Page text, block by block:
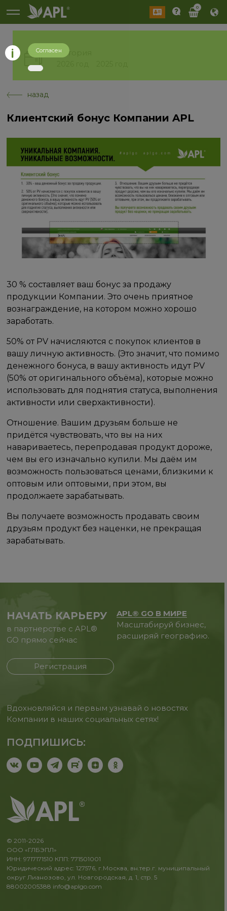
0
История
назад
Клиентский бонус Компании APL
30 % составляет ваш бонус за продажу
продукции Компании. Это очень приятное
вознаграждение, на котором можно хорошо
заработать.
50% от PV начисляются с покупок клиентов в
вашу личную активность. (Это значит, что помимо
денежного бонуса, в вашу активность идут PV
(50% от оригинального объёма), которые можно
использовать для поднятия статуса, выполнения
активности или сверхактивности).
Отношение. Вашим друзьям больше не
придётся чувствовать, что вы на них
навариваетесь, перепродавая продукт дороже,
чем вы его изначально купили. Мы даём им
возможность пользоваться ценами, близкими к
оптовым или оптовыми, при этом, вы
продолжаете зарабатывать.
Вы получаете возможность продавать своим
друзьям продукт без наценки, не прекращая
зарабатывать.
НАЧАТЬ КАРЬЕРУ
в партнерстве с APL®
GO прямо сейчас
Регистрация
APL® GO В МИРЕ
Масштабируй бизнес,
расширяй географию.
Вдохновляйся и первым узнавай о новостях
Компании в наших социальных сетях!
ПОДПИШИСЬ:
© 2011-2026
ООО «ГЛБЭПЛ»
ИНН: 9717171510 КПП: 771501001
Юридический адрес: 127576, г.Москва, вн.тер.г. муниципальный
округ Лианозово, ул. Новгородская, д. 1, стр. 5
88002005388 info@aplgo.com
Согласен